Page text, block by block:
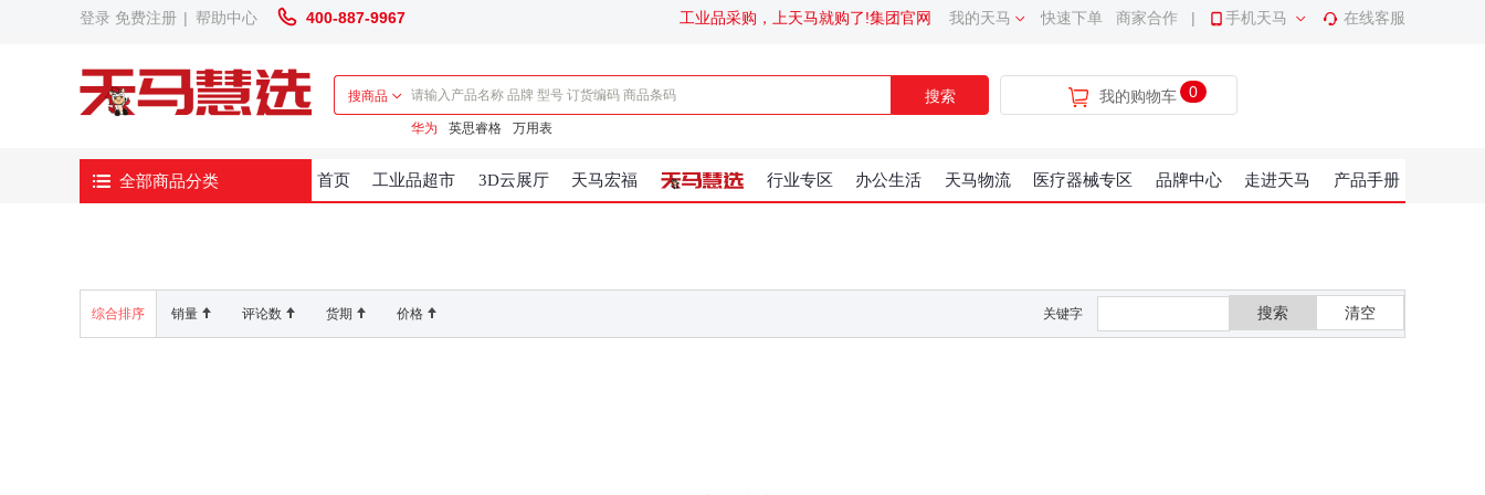
登录 免费注册 | 帮助中心 400-887-9967 工业品采购，上天马就购了!集团官网 我的天马 快速下单 商家合作 | 手机天马 在线客服
搜商品 搜索 我的购物车 0
华为 英思睿格 万用表
全部商品分类 首页 工业品超市 3D云展厅 天马宏福 行业专区 办公生活 天马物流 医疗器械专区 品牌中心 走进天马 产品手册
综合排序 销量 评论数 货期 价格 关键字 搜索 清空